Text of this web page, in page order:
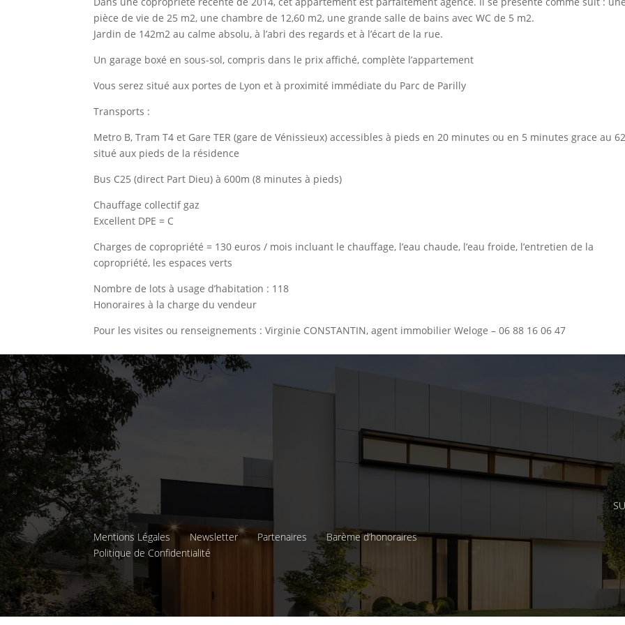
pièce de vie de 25 m2, une chambre de 12,60 m2, une grande salle de bains avec WC de 5 m2.
Jardin de 142m2 au calme absolu, à l’abri des regards et à l’écart de la rue.
Un garage boxé en sous-sol, compris dans le prix affiché, complète l’appartement
Vous serez situé aux portes de Lyon et à proximité immédiate du Parc de Parilly
Transports :
Metro B, Tram T4 et Gare TER (gare de Vénissieux) accessibles à pieds en 20 minutes ou en 5 minutes grace au
situé aux pieds de la résidence
Bus C25 (direct Part Dieu) à 600m (8 minutes à pieds)
Chauffage collectif gaz
Excellent DPE = C
Charges de copropriété = 130 euros / mois incluant le chauffage, l’eau chaude, l’eau froide, l’entretien de la
copropriété, les espaces verts
Nombre de lots à usage d’habitation : 118
Honoraires à la charge du vendeur
Pour les visites ou renseignements : Virginie CONSTANTIN, agent immobilier Weloge – 06 88 16 06 47
Mentions Légales Newsletter Partenaires
Barème d’honoraires
Politique de Confidentialité